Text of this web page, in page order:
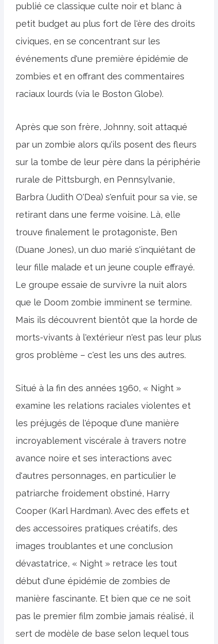
publié ce classique culte noir et blanc à
petit budget au plus fort de l'ère des droits
civiques, en se concentrant sur les
événements d'une première épidémie de
zombies et en offrant des commentaires
raciaux lourds (via le Boston Globe).
Après que son frère, Johnny, soit attaqué
par un zombie alors qu'ils posent des fleurs
sur la tombe de leur père dans la périphérie
rurale de Pittsburgh, en Pennsylvanie,
Barbra (Judith O'Dea) s'enfuit pour sa vie, se
retirant dans une ferme voisine. Là, elle
trouve finalement le protagoniste, Ben
(Duane Jones), un duo marié s'inquiétant de
leur fille malade et un jeune couple effrayé.
Le groupe essaie de survivre la nuit alors
que le Doom zombie imminent se termine.
Mais ils découvrent bientôt que la horde de
morts-vivants à l'extérieur n'est pas leur plus
gros problème – c'est les uns des autres.
Situé à la fin des années 1960, « Night »
examine les relations raciales violentes et
les préjugés de l'époque d'une manière
incroyablement viscérale à travers notre
avance noire et ses interactions avec
d'autres personnages, en particulier le
patriarche froidement obstiné, Harry
Cooper (Karl Hardman). Avec des effets et
des accessoires pratiques créatifs, des
images troublantes et une conclusion
dévastatrice, « Night » retrace les tout
début d'une épidémie de zombies de
manière fascinante. Et bien que ce ne soit
pas le premier film zombie jamais réalisé, il
sert de modèle de base selon lequel tous